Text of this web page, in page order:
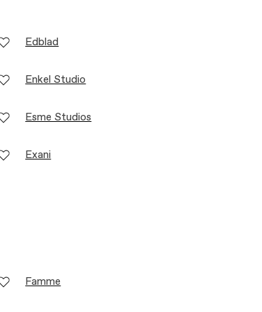
Edblad
Enkel Studio
Esme Studios
Exani
Famme